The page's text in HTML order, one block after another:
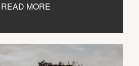
READ MORE